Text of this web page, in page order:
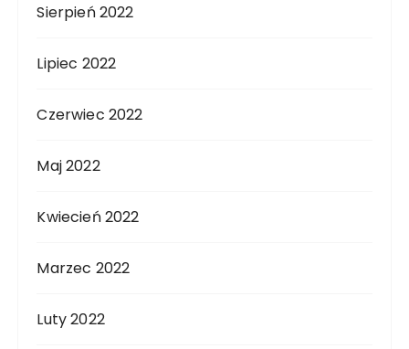
Sierpień 2022
Lipiec 2022
Czerwiec 2022
Maj 2022
Kwiecień 2022
Marzec 2022
Luty 2022